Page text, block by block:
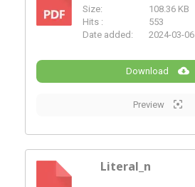
PDF
Size:
108.36 KB
Hits :
553
Date added:
2024-03-06
Download
Preview
Literal_n